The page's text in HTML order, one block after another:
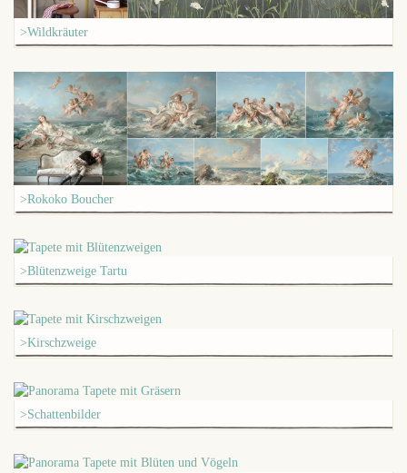
>Wildkräuter
>Rokoko Boucher
>Blütenzweige Tartu
>Kirschzweige
>Schattenbilder